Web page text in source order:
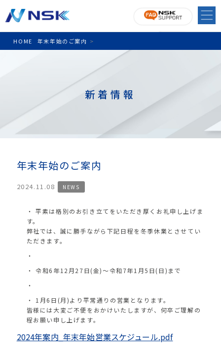
HOME >
年末年始のご案内
新着情報
年末年始のご案内
2024.11.08 NEWS
平素は格別のお引き立てをいただき厚くお礼申し上げま
す。
弊社では、誠に勝手ながら下記日程を冬季休業とさせてい
ただきます。
令和6年12月27日(金)～令和7年1月5日(日)まで
1月6日(月)より平常通りの営業となります。
皆様には大変ご不便をおかけいたしますが、何卒ご理解の
程お願い申し上げます。
2024年案内_年末年始営業スケジュール.pdf